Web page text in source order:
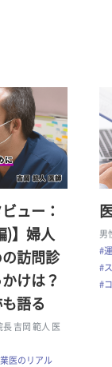
ュー：
)】婦人
訪問診
けは？
語る
吉岡 範人 医
医のリアル
男
#
#
#